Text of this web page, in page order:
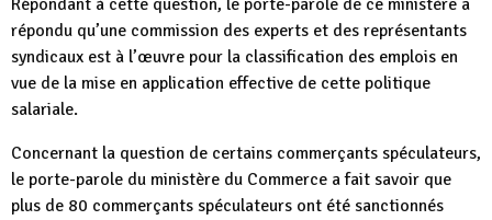
Répondant à cette question, le porte-parole de ce ministère a
répondu qu’une commission des experts et des représentants
syndicaux est à l’œuvre pour la classification des emplois en
vue de la mise en application effective de cette politique
salariale.
Concernant la question de certains commerçants spéculateurs,
le porte-parole du ministère du Commerce a fait savoir que
plus de 80 commerçants spéculateurs ont été sanctionnés